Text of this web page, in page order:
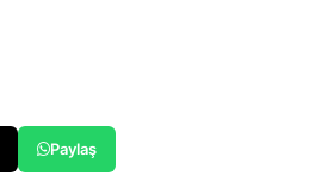
Paylaş